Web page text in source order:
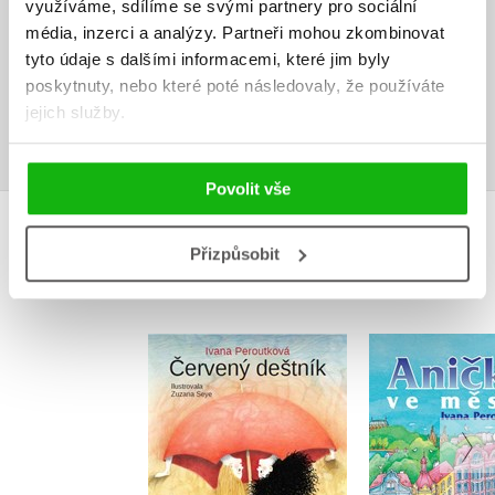
využíváme, sdílíme se svými partnery pro sociální
média, inzerci a analýzy. Partneři mohou zkombinovat
tyto údaje s dalšími informacemi, které jim byly
poskytnuty, nebo které poté následovaly, že používáte
jejich služby.
Povolit vše
Přizpůsobit
Ivany Peroutkové se pravidelně umisťují na předních místech
čtenářských anket a získaly několik ocenění. Ivana žije v Praze, má
dceru a dva syny.
Zobrazit profil autora
MOHLO BY VÁS TAKÉ ZAJÍMAT
Červený deštník
Ivana Peroutková
Anička
Ivana